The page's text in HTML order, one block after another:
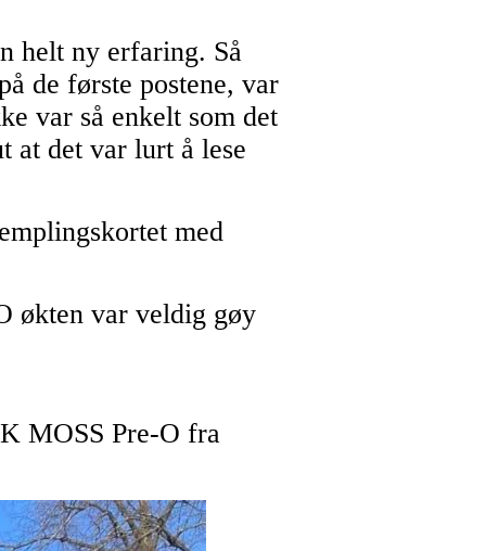
helt ny erfaring. Så
de første postene, var
var så enkelt som det
at det var lurt å lese
med
økten var veldig gøy
MOSS Pre-O fra